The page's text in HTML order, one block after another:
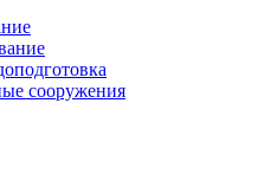
сооружения